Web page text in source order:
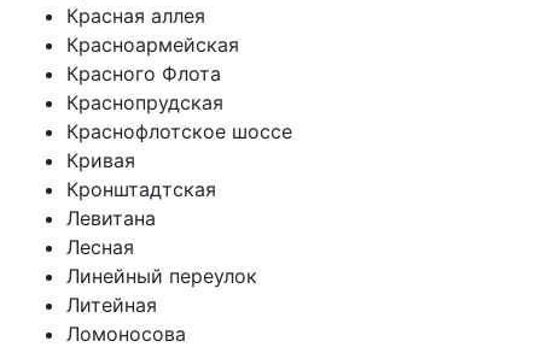
Красная аллея
Красноармейская
Красного Флота
Краснопрудская
Краснофлотское шоссе
Кривая
Кронштадтская
Левитана
Лесная
Линейный переулок
Литейная
Ломоносова